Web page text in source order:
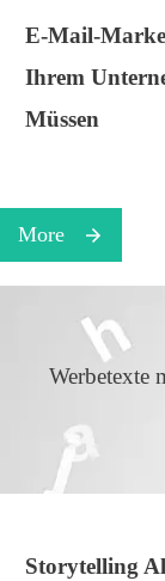
E-Mail-
Ihrem
Müssen
More
Werbetexte
Storytelling